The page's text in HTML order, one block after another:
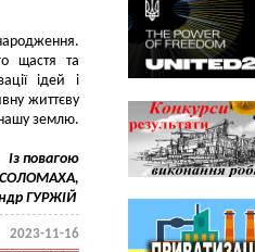
щастя та
ідей і
життєву
землю.
Із повагою
СОЛОМАХА,
ГУРЖІЙ
2023-11-16